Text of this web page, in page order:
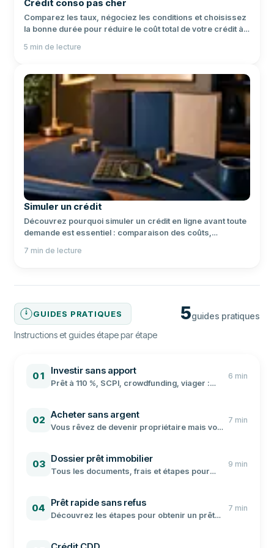
Crédit conso pas cher
Comparez les taux, négociez les conditions et choisissez
la bonne durée pour réduire le coût total de votre crédit à
5 min de lecture
Simuler un crédit
Découvrez pourquoi simuler un crédit en ligne avant toute
demande est essentiel : comparaison des coûts,
scénarios.
7 min de lecture
GUIDES PRATIQUES 5guides pratiques
Instructions et guides étape par étape
01 Investir sans apport
Prêt à 110 %, SCPI, crowdfunding, viager :
conditions bancaires à jour.
6 min
02 Acheter sans argent
Vous rêvez de devenir propriétaire mais vous
immobilier sans épargne.
7 min
03 Dossier prêt immobilier
Tous les documents, frais et étapes pour
9 min
04 Prêt rapide sans refus
Découvrez les étapes pour obtenir un prêt
7 min